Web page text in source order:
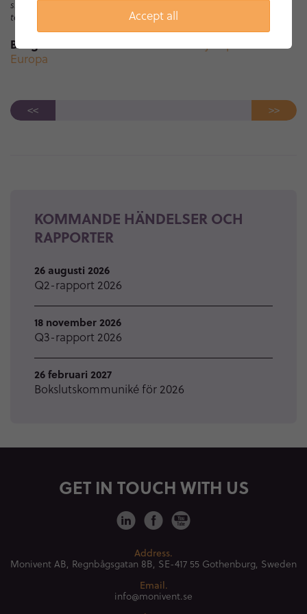
simuleringsträning på utbildningsdockor som bygger på samma
teknik som den kliniska produkten.
Bilaga:2023-12-15 Monivent har beviljats patent i
Europa
<< >>
KOMMANDE HÄNDELSER OCH
RAPPORTER
26 augusti 2026
Q2-rapport 2026
18 november 2026
Q3-rapport 2026
26 februari 2027
Bokslutskommuniké för 2026
GET IN TOUCH WITH US
Address.
Monivent AB, Regnbågsgatan 8B, SE-417 55 Gothenburg, Sweden
Email.
info@monivent.se
Accept all